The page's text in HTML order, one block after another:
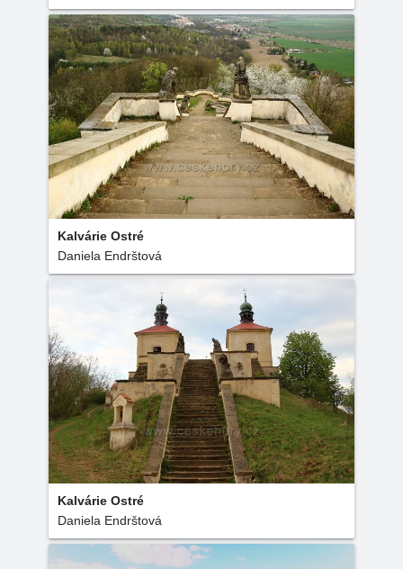
Kalvárie Ostré
Daniela Endrštová
Kalvárie Ostré
Daniela Endrštová